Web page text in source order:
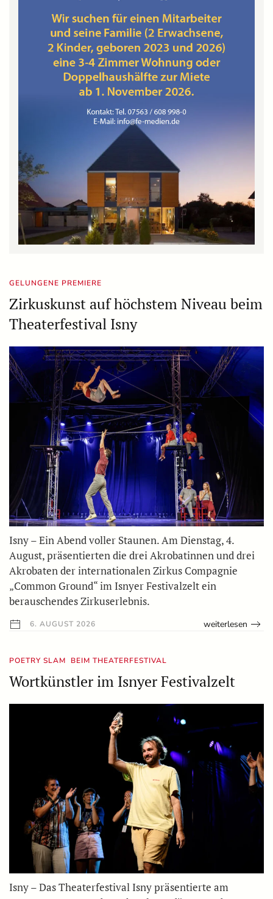
GELUNGENE PREMIERE
Zirkuskunst auf höchstem Niveau beim
Theaterfestival Isny
Isny – Ein Abend voller Staunen. Am Dienstag, 4.
August, präsentierten die drei Akrobatinnen und drei
Akrobaten der internationalen Zirkus Compagnie
„Common Ground“ im Isnyer Festivalzelt ein
berauschendes Zirkuserlebnis.
6. AUGUST 2026 weiterlesen
POETRY SLAM BEIM THEATERFESTIVAL
Wortkünstler im Isnyer Festivalzelt
Isny – Das Theaterfestival Isny präsentierte am